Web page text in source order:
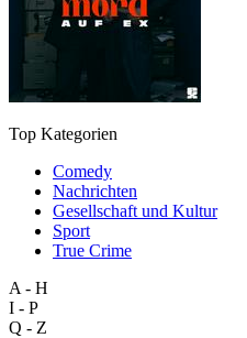
Top Kategorien
Comedy
Nachrichten
Gesellschaft und Kultur
Sport
True Crime
A - H
I - P
Q - Z